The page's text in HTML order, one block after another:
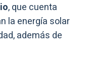
, que cuenta
la energía solar
además de